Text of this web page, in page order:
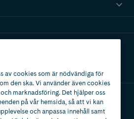
av cookies som är nödvändiga för
den ska. Vi använder även cookies
marknadsföring. Det hjälper oss
på vår hemsida, så att vi kan
och anpassa innehåll samt